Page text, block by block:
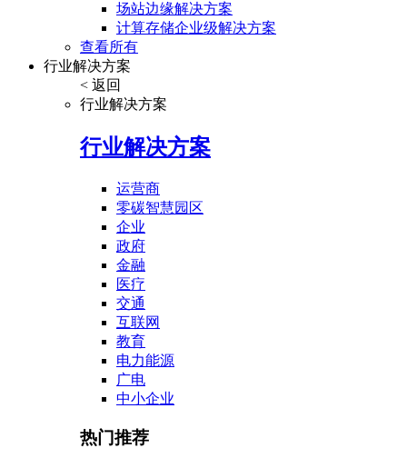
场站边缘解决方案
计算存储企业级解决方案
查看所有
行业解决方案
< 返回
行业解决方案
行业解决方案
运营商
零碳智慧园区
企业
政府
金融
医疗
交通
互联网
教育
电力能源
广电
中小企业
热门推荐